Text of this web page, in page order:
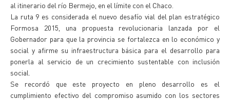
al itinerario del río Bermejo, en el límite con el Chaco.
La ruta 9 es considerada el nuevo desafío vial del plan estratégico
Formosa 2015, una propuesta revolucionaria lanzada por el
Gobernador para que la provincia se fortalezca en lo económico y
social y afirme su infraestructura básica para el desarrollo para
ponerla al servicio de un crecimiento sustentable con inclusión
social.
Se recordó que este proyecto en pleno desarrollo es el
cumplimiento efectivo del compromiso asumido con los sectores